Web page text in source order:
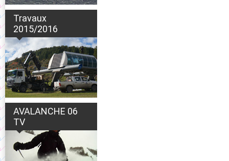
Travaux
2015/2016
AVALANCHE 06
TV